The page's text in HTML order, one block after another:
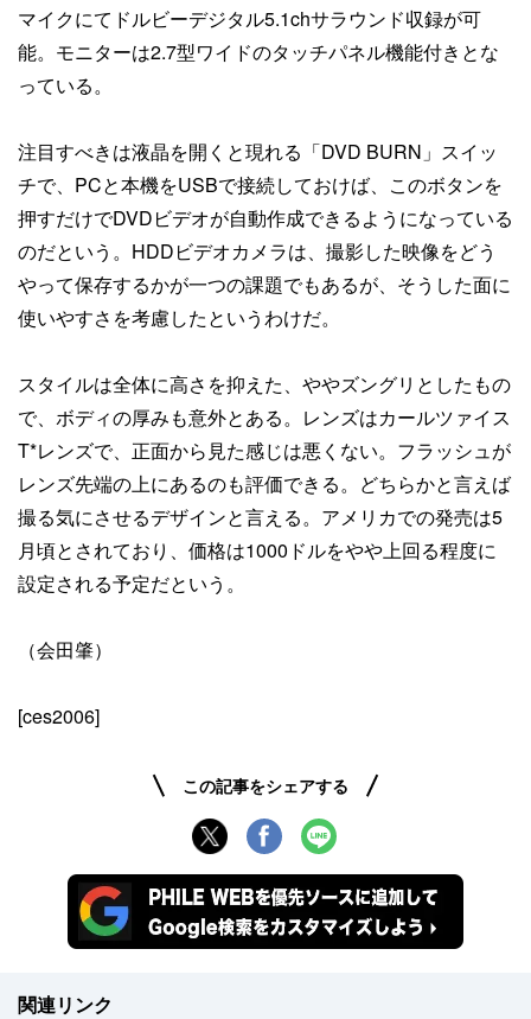
マイクにてドルビーデジタル5.1chサラウンド収録が可
能。モニターは2.7型ワイドのタッチパネル機能付きとな
っている。
注目すべきは液晶を開くと現れる「DVD BURN」スイッ
チで、PCと本機をUSBで接続しておけば、このボタンを
押すだけでDVDビデオが自動作成できるようになっている
のだという。HDDビデオカメラは、撮影した映像をどう
やって保存するかが一つの課題でもあるが、そうした面に
使いやすさを考慮したというわけだ。
スタイルは全体に高さを抑えた、ややズングリとしたもの
で、ボディの厚みも意外とある。レンズはカールツァイス
T*レンズで、正面から見た感じは悪くない。フラッシュが
レンズ先端の上にあるのも評価できる。どちらかと言えば
撮る気にさせるデザインと言える。アメリカでの発売は5
月頃とされており、価格は1000ドルをやや上回る程度に
設定される予定だという。
（会田肇）
[ces2006]
この記事をシェアする
関連リンク